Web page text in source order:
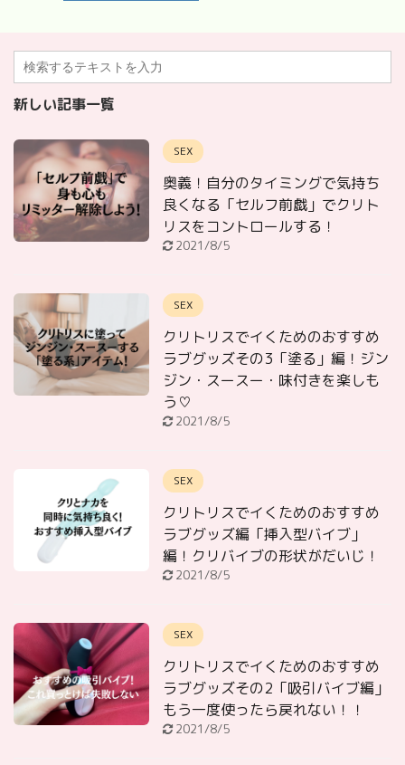
新しい記事一覧
SEX
奥義！自分のタイミングで気持ち
良くなる「セルフ前戯」でクリト
リスをコントロールする！
2021/8/5
SEX
クリトリスでイくためのおすすめ
ラブグッズその3「塗る」編！ジン
ジン・スースー・味付きを楽しも
う♡
2021/8/5
SEX
クリトリスでイくためのおすすめ
ラブグッズ編「挿入型バイブ」
編！クリバイブの形状がだいじ！
2021/8/5
SEX
クリトリスでイくためのおすすめ
ラブグッズその2「吸引バイブ編」
もう一度使ったら戻れない！！
2021/8/5